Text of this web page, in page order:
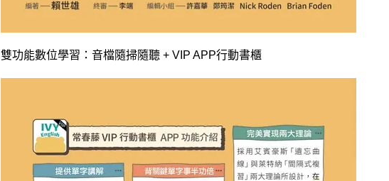
雙功能數位學習：音檔隨掃隨聽 + VIP APP行動書櫃